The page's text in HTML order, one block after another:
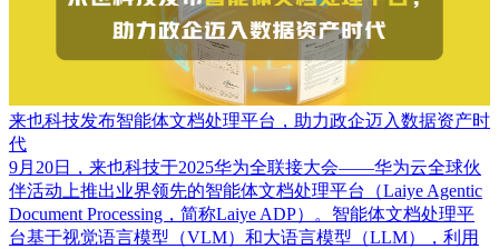
来也科技发布智能体文档处理平台，助力政企迈入数据资产时
代
9月20日，来也科技于2025华为全联接大会——华为云全球伙
伴活动上推出业界领先的智能体文档处理平台（Laiye Agentic
Document Processing，简称Laiye ADP）。智能体文档处理平
台基于视觉语言模型（VLM）和大语言模型（LLM），利用